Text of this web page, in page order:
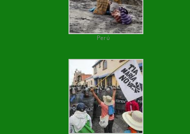
Perú